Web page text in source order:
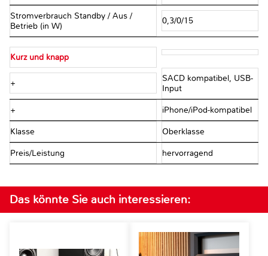
Stromverbrauch Standby / Aus /
Betrieb (in W)
0,3/0/15
Kurz und knapp
+
SACD kompatibel, USB-
Input
+ iPhone/iPod-kompatibel
Klasse Oberklasse
Preis/Leistung hervorragend
Das könnte Sie auch interessieren: